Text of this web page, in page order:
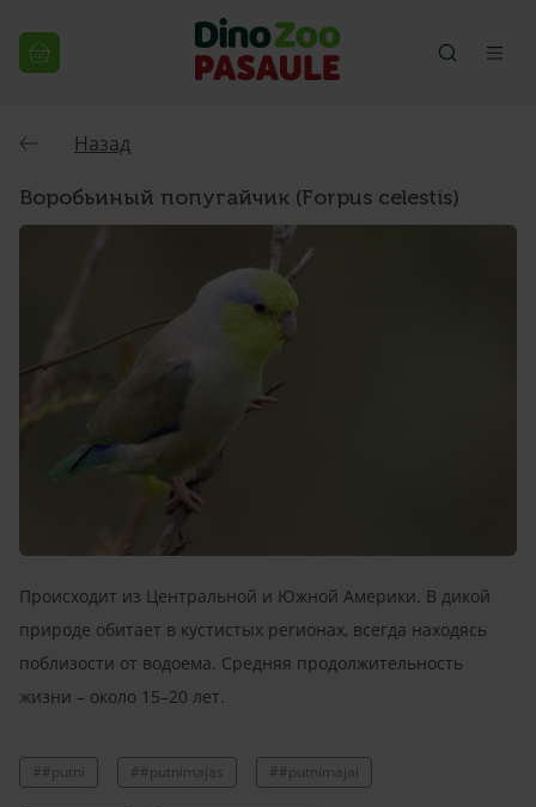
Назад
Воробьиный попугайчик (Forpus celestis)
Происходит из Центральной и Южной Америки. В дикой
природе обитает в кустистых регионах, всегда находясь
поблизости от водоема. Средняя продолжительность
жизни – около 15–20 лет.
##putni ##putnimajas ##putnimajai